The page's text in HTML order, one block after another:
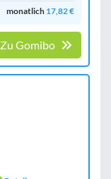
monatlich 17,82 €
Zu Gomibo